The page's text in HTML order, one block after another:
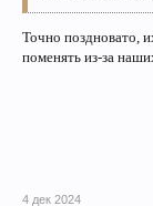
Точно поздновато,
поменять из-за
4 дек 2024